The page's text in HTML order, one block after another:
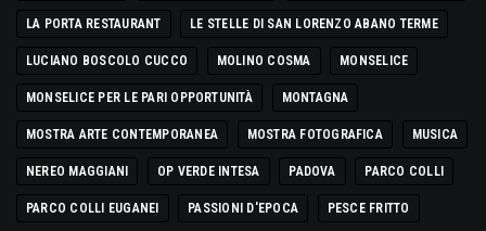
LA PORTA RESTAURANT LE STELLE DI SAN LORENZO ABANO TERME
LUCIANO BOSCOLO CUCCO MOLINO COSMA MONSELICE
MONSELICE PER LE PARI OPPORTUNITÀ MONTAGNA
MOSTRA ARTE CONTEMPORANEA MOSTRA FOTOGRAFICA MUSICA
NEREO MAGGIANI OP VERDE INTESA PADOVA PARCO COLLI
PARCO COLLI EUGANEI PASSIONI D'EPOCA PESCE FRITTO